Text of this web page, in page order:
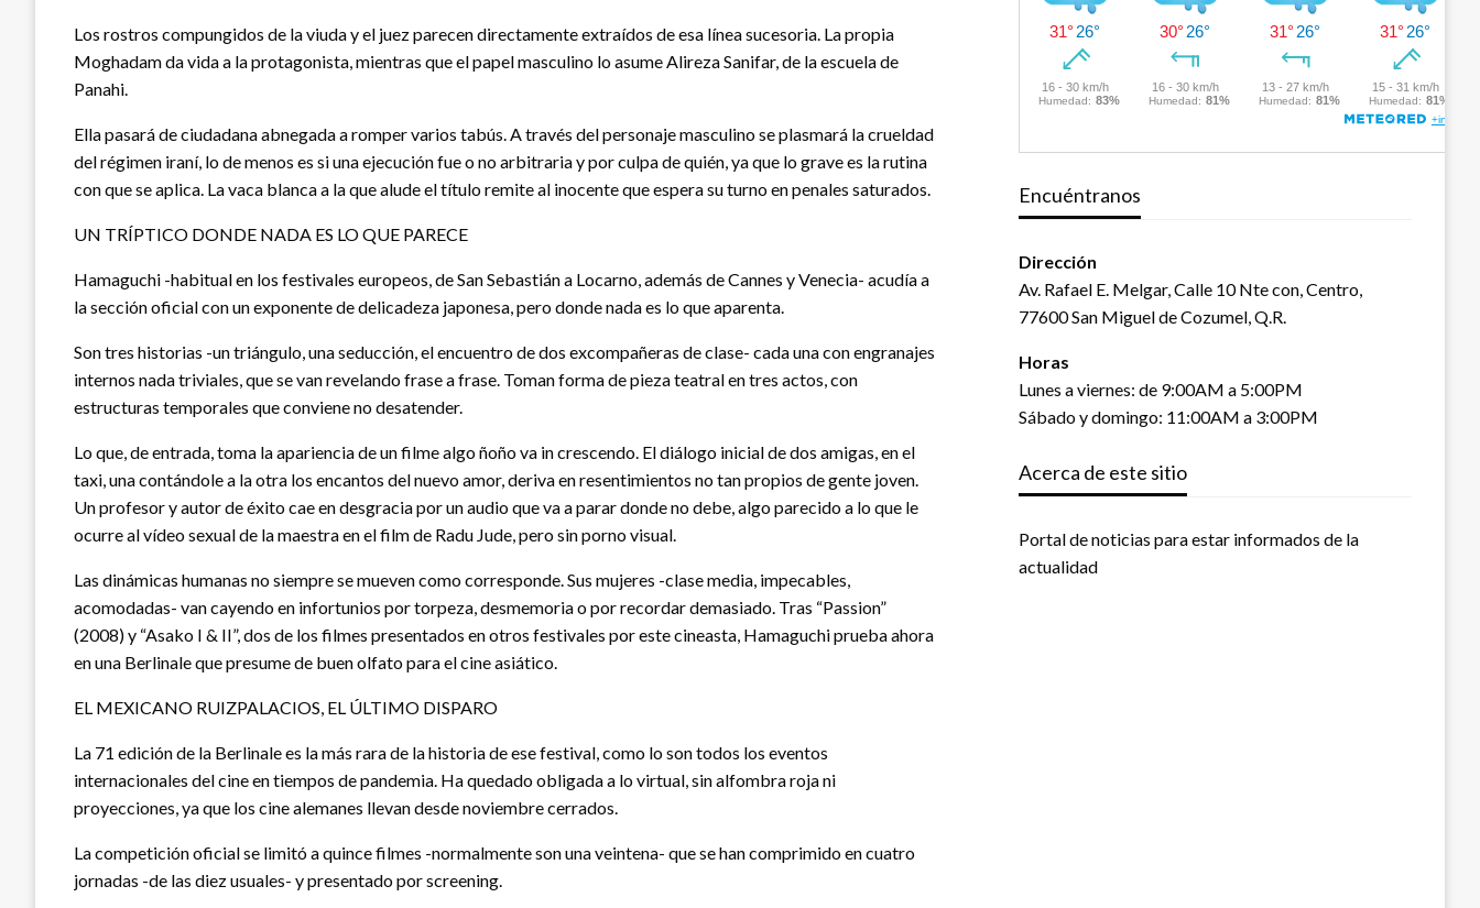
Los rostros compungidos de la viuda y el juez parecen directamente extraídos de esa línea sucesoria. La propia
Moghadam da vida a la protagonista, mientras que el papel masculino lo asume Alireza Sanifar, de la escuela de
Panahi.
Ella pasará de ciudadana abnegada a romper varios tabús. A través del personaje masculino se plasmará la crueldad
del régimen iraní, lo de menos es si una ejecución fue o no arbitraria y por culpa de quién, ya que lo grave es la rutina
con que se aplica. La vaca blanca a la que alude el título remite al inocente que espera su turno en penales saturados.
UN TRÍPTICO DONDE NADA ES LO QUE PARECE
Hamaguchi -habitual en los festivales europeos, de San Sebastián a Locarno, además de Cannes y Venecia- acudía a
la sección oficial con un exponente de delicadeza japonesa, pero donde nada es lo que aparenta.
Son tres historias -un triángulo, una seducción, el encuentro de dos excompañeras de clase- cada una con engranajes
internos nada triviales, que se van revelando frase a frase. Toman forma de pieza teatral en tres actos, con
estructuras temporales que conviene no desatender.
Lo que, de entrada, toma la apariencia de un filme algo ñoño va in crescendo. El diálogo inicial de dos amigas, en el
taxi, una contándole a la otra los encantos del nuevo amor, deriva en resentimientos no tan propios de gente joven.
Un profesor y autor de éxito cae en desgracia por un audio que va a parar donde no debe, algo parecido a lo que le
ocurre al vídeo sexual de la maestra en el film de Radu Jude, pero sin porno visual.
Las dinámicas humanas no siempre se mueven como corresponde. Sus mujeres -clase media, impecables,
acomodadas- van cayendo en infortunios por torpeza, desmemoria o por recordar demasiado. Tras “Passion”
(2008) y “Asako I & II”, dos de los filmes presentados en otros festivales por este cineasta, Hamaguchi prueba ahora
en una Berlinale que presume de buen olfato para el cine asiático.
EL MEXICANO RUIZPALACIOS, EL ÚLTIMO DISPARO
La 71 edición de la Berlinale es la más rara de la historia de ese festival, como lo son todos los eventos
internacionales del cine en tiempos de pandemia. Ha quedado obligada a lo virtual, sin alfombra roja ni
proyecciones, ya que los cine alemanes llevan desde noviembre cerrados.
La competición oficial se limitó a quince filmes -normalmente son una veintena- que se han comprimido en cuatro
jornadas -de las diez usuales- y presentado por screening.
Encuéntranos
Dirección
Av. Rafael E. Melgar, Calle 10 Nte con, Centro,
77600 San Miguel de Cozumel, Q.R.
Horas
Lunes a viernes: de 9:00AM a 5:00PM
Sábado y domingo: 11:00AM a 3:00PM
Acerca de este sitio
Portal de noticias para estar informados de la
actualidad